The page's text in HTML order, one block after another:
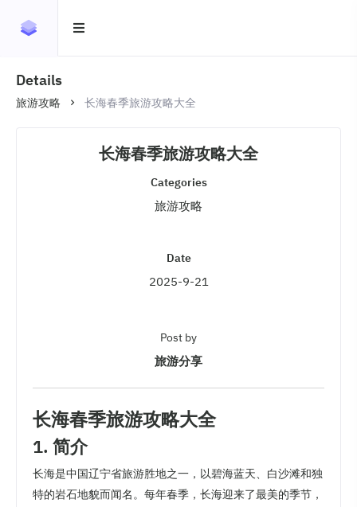
Details
旅游攻略 长海春季旅游攻略大全
长海春季旅游攻略大全
Categories
旅游攻略
Date
2025-9-21
Post by
旅游分享
长海春季旅游攻略大全
1. 简介
长海是中国辽宁省旅游胜地之一，以碧海蓝天、白沙滩和独
特的岩石地貌而闻名。每年春季，长海迎来了最美的季节，